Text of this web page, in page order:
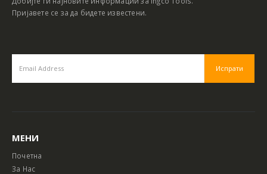
Пријавете се за да бидете известени.
МЕНИ
Почетна
За Нас